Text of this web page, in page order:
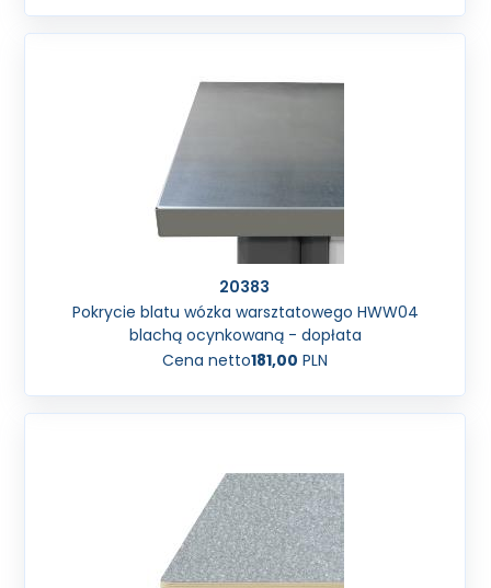
20383
Pokrycie blatu wózka warsztatowego HWW04
blachą ocynkowaną - dopłata
Cena netto181,00 PLN